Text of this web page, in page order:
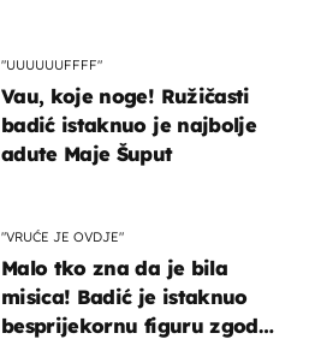
"UUUUUUFFFF"
Vau, koje noge! Ružičasti
badić istaknuo je najbolje
adute Maje Šuput
"VRUĆE JE OVDJE"
Malo tko zna da je bila
misica! Badić je istaknuo
besprijekornu figuru zgodne